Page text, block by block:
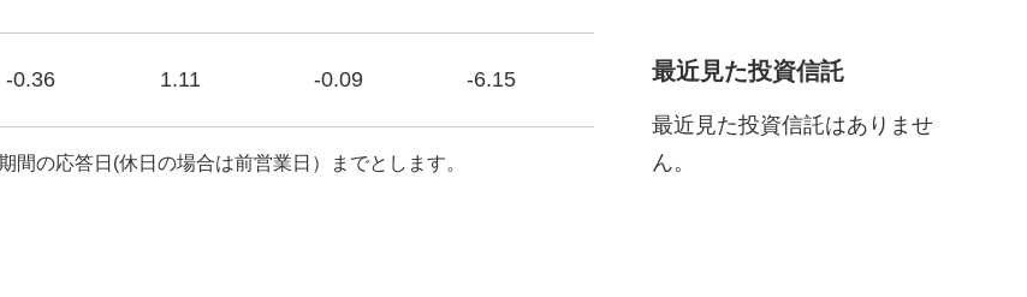
-0.36 1.11 -0.09 -6.15
の応答日(休日の場合は前営業日）までとします。
最近見た投資信託
最近見た投資信託はありませ
ん。